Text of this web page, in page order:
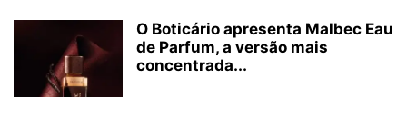
O Boticário apresenta Malbec Eau
de Parfum, a versão mais
concentrada...